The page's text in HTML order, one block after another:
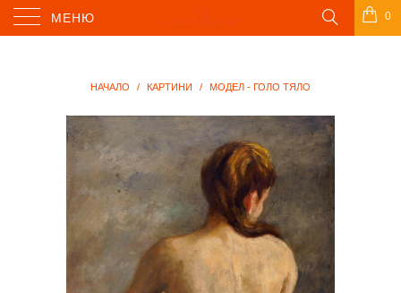
МЕНЮ 0
НАЧАЛО / КАРТИНИ / МОДЕЛ - ГОЛО ТЯЛО